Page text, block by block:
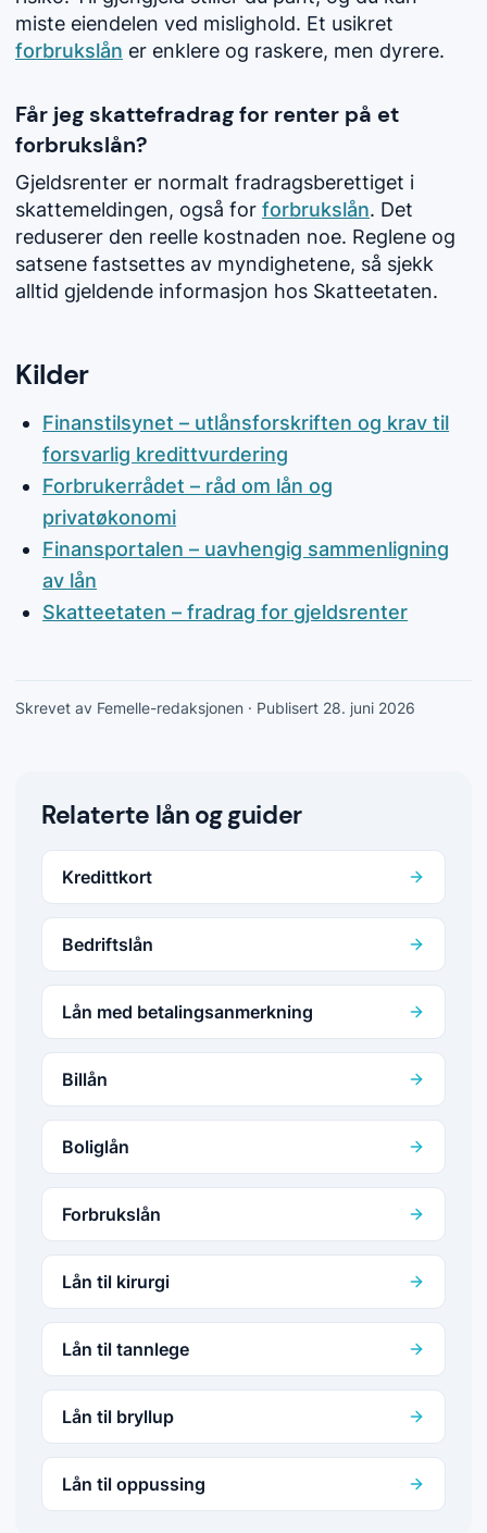
miste eiendelen ved mislighold. Et usikret
forbrukslån er enklere og raskere, men dyrere.
Får jeg skattefradrag for renter på et
forbrukslån?
Gjeldsrenter er normalt fradragsberettiget i
skattemeldingen, også for forbrukslån. Det
reduserer den reelle kostnaden noe. Reglene og
satsene fastsettes av myndighetene, så sjekk
alltid gjeldende informasjon hos Skatteetaten.
Kilder
Finanstilsynet – utlånsforskriften og krav til
forsvarlig kredittvurdering
Forbrukerrådet – råd om lån og
privatøkonomi
Finansportalen – uavhengig sammenligning
av lån
Skatteetaten – fradrag for gjeldsrenter
Skrevet av Femelle-redaksjonen · Publisert 28. juni 2026
Relaterte lån og guider
Kredittkort
Bedriftslån
Lån med betalingsanmerkning
Billån
Boliglån
Forbrukslån
Lån til kirurgi
Lån til tannlege
Lån til bryllup
Lån til oppussing